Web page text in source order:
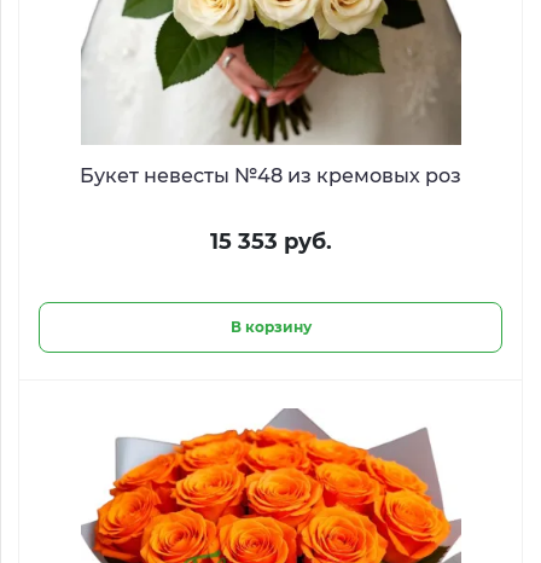
Букет невесты №48 из кремовых роз
15 353 руб.
В корзину